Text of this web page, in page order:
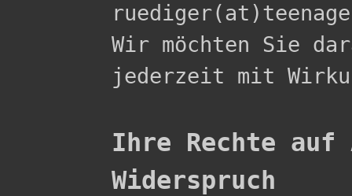
Wir möchten Sie
jederzeit mit
Ihre Rechte auf
Widerspruch